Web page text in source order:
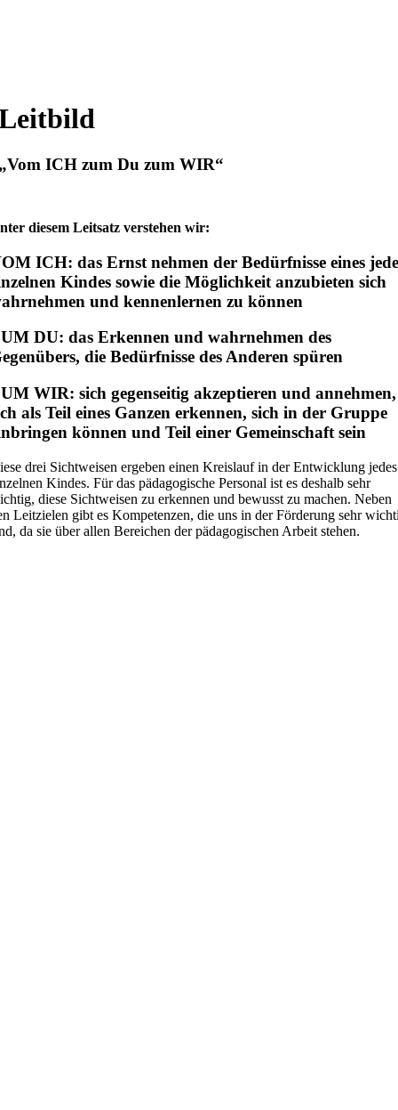
ICH zum Du zum WIR“
diesem Leitsatz verstehen wir:
ICH: das Ernst nehmen der Bedürfnisse eines
Kindes sowie die Möglichkeit anzubieten sich
und kennenlernen zu können
DU: das Erkennen und wahrnehmen des
die Bedürfnisse des Anderen spüren
WIR: sich gegenseitig akzeptieren und annehmen,
als Teil eines Ganzen erkennen, sich in der Gruppe
können und Teil einer Gemeinschaft sein
drei Sichtweisen ergeben einen Kreislauf in der Entwicklung jedes
Kindes. Für das pädagogische Personal ist es deshalb sehr
diese Sichtweisen zu erkennen und bewusst zu machen. Neben
Leitzielen gibt es Kompetenzen, die uns in der Förderung sehr
da sie über allen Bereichen der pädagogischen Arbeit stehen.